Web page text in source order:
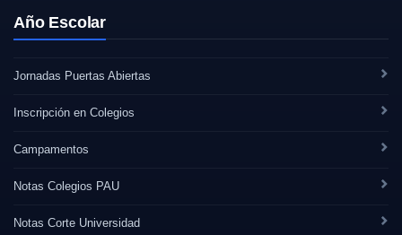
Año Escolar
Jornadas Puertas Abiertas
Inscripción en Colegios
Campamentos
Notas Colegios PAU
Notas Corte Universidad